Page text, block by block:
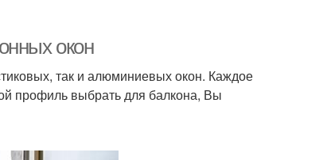
окон
так и алюминиевых окон. Каждое
профиль выбрать для балкона, Вы